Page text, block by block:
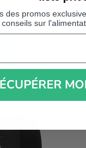
du grand public.
Belgique et
- 60 Doses -
des promos
conseils sur